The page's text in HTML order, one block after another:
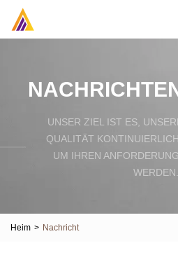
UNSER ZIEL IST ES,
QUALITÄT
UM IHREN
WERDEN.
Heim > Nachricht